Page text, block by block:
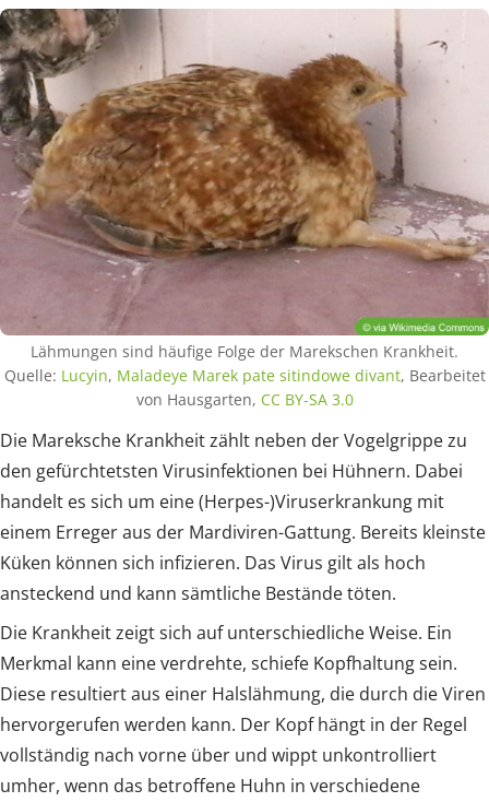
Lähmungen sind häufige Folge der Marekschen Krankheit.
Quelle: Lucyin, Maladeye Marek pate sitindowe divant, Bearbeitet
von Hausgarten, CC BY-SA 3.0
Die Mareksche Krankheit zählt neben der Vogelgrippe zu
den gefürchtetsten Virusinfektionen bei Hühnern. Dabei
handelt es sich um eine (Herpes-)Viruserkrankung mit
einem Erreger aus der Mardiviren-Gattung. Bereits kleinste
Küken können sich infizieren. Das Virus gilt als hoch
ansteckend und kann sämtliche Bestände töten.
Die Krankheit zeigt sich auf unterschiedliche Weise. Ein
Merkmal kann eine verdrehte, schiefe Kopfhaltung sein.
Diese resultiert aus einer Halslähmung, die durch die Viren
hervorgerufen werden kann. Der Kopf hängt in der Regel
vollständig nach vorne über und wippt unkontrolliert
umher, wenn das betroffene Huhn in verschiedene